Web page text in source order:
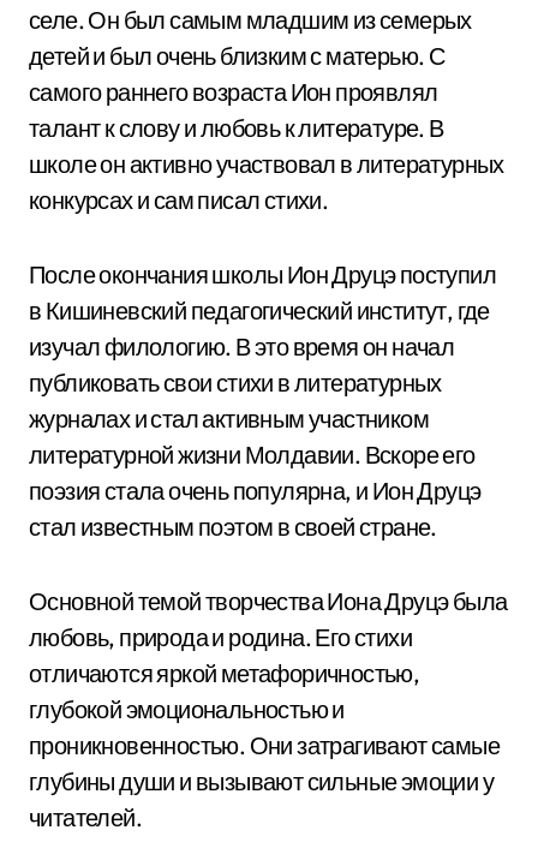
селе. Он был самым младшим из семерых
детей и был очень близким с матерью. С
самого раннего возраста Ион проявлял
талант к слову и любовь к литературе. В
школе он активно участвовал в литературных
конкурсах и сам писал стихи.
После окончания школы Ион Друцэ поступил
в Кишиневский педагогический институт, где
изучал филологию. В это время он начал
публиковать свои стихи в литературных
журналах и стал активным участником
литературной жизни Молдавии. Вскоре его
поэзия стала очень популярна, и Ион Друцэ
стал известным поэтом в своей стране.
Основной темой творчества Иона Друцэ была
любовь, природа и родина. Его стихи
отличаются яркой метафоричностью,
глубокой эмоциональностью и
проникновенностью. Они затрагивают самые
глубины души и вызывают сильные эмоции у
читателей.